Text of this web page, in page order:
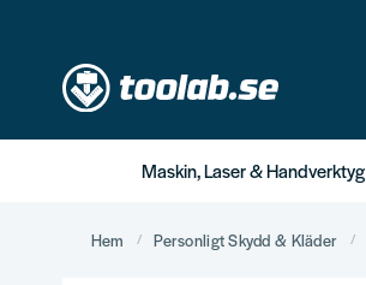
Maskin, Laser & Handverktyg
Hem Personligt Skydd & Kläder